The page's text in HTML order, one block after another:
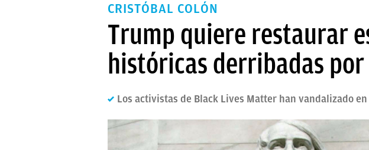
CRISTÓBAL COLÓN
Trump quiere restaurar
históricas derribadas
Los activistas de Black Lives Matter han vandalizado